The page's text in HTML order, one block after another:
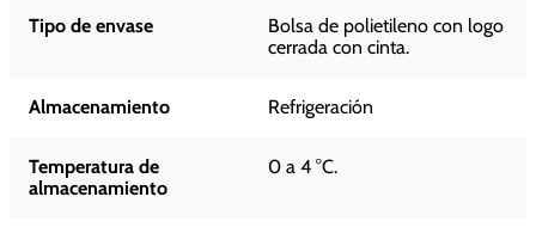
Tipo de envase
Bolsa de polietileno con logo
cerrada con cinta.
Almacenamiento Refrigeración
Temperatura de
almacenamiento
0 a 4 °C.